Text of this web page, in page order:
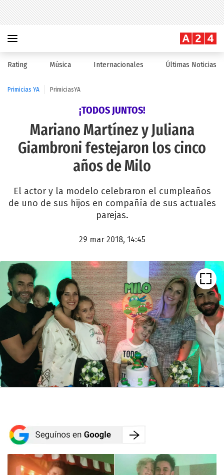
Rating Música Internacionales Últimas Noticias
Primicias YA PrimiciasYA
¡TODOS JUNTOS!
Mariano Martínez y Juliana
Giambroni festejaron los cinco
años de Milo
El actor y la modelo celebraron el cumpleaños
de uno de sus hijos en compañía de sus actuales
parejas.
29 mar 2018, 14:45